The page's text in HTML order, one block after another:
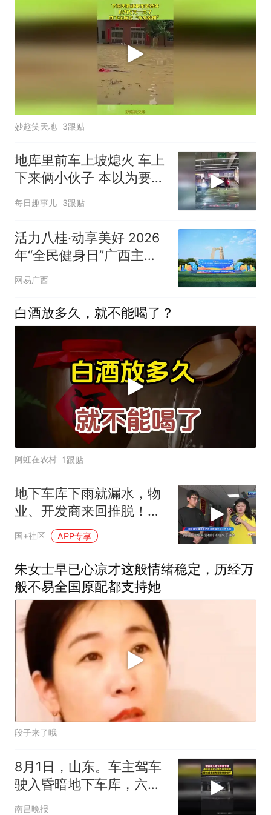
妙趣笑天地 3跟贴
地库里前车上坡熄火 车上
下来俩小伙子 本以为要换
司机，没想到想多了！
每日趣事儿 3跟贴
活力八桂·动享美好 2026
年“全民健身日”广西主会
场系列活动在南宁正式启
网易广西
白酒放多久，就不能喝了？
阿虹在农村 1跟贴
地下车库下雨就漏水，物
业、开发商来回推脱！业
主无奈求助：这样的车库
啥时候能修好？
国+社区 APP专享
朱女士早已心凉才这般情绪稳定，历经万
般不易全国原配都支持她
段子来了哦
8月1日，山东。车主驾车
驶入昏暗地下车库，六位
老人乘凉避暑。司机踩着
南昌晚报